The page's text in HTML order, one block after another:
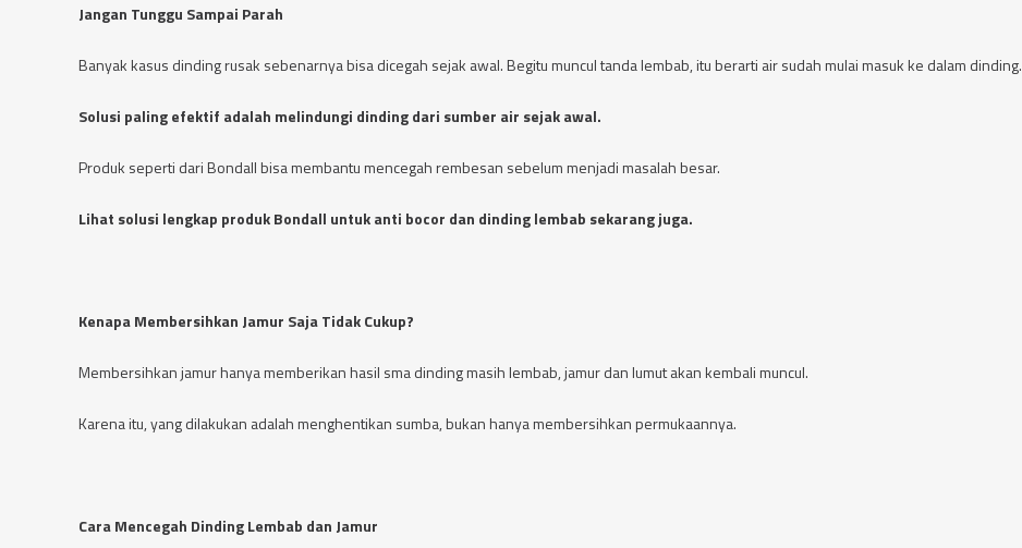
Jangan Tunggu Sampai Parah
Banyak kasus dinding rusak sebenarnya bisa dicegah sejak awal. Begitu muncul tanda lembab, itu berarti air sudah mulai masuk ke dalam dinding.
Solusi paling efektif adalah melindungi dinding dari sumber air sejak awal.
Produk seperti dari Bondall bisa membantu mencegah rembesan sebelum menjadi masalah besar.
Lihat solusi lengkap produk Bondall untuk anti bocor dan dinding lembab sekarang juga.
Kenapa Membersihkan Jamur Saja Tidak Cukup?
Membersihkan jamur hanya memberikan hasil sma dinding masih lembab, jamur dan lumut akan kembali muncul.
Karena itu, yang dilakukan adalah menghentikan sumba, bukan hanya membersihkan permukaannya.
Cara Mencegah Dinding Lembab dan Jamur